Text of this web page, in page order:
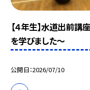
【４年生】水道出前
を学びました～
公開日 2026/07/10